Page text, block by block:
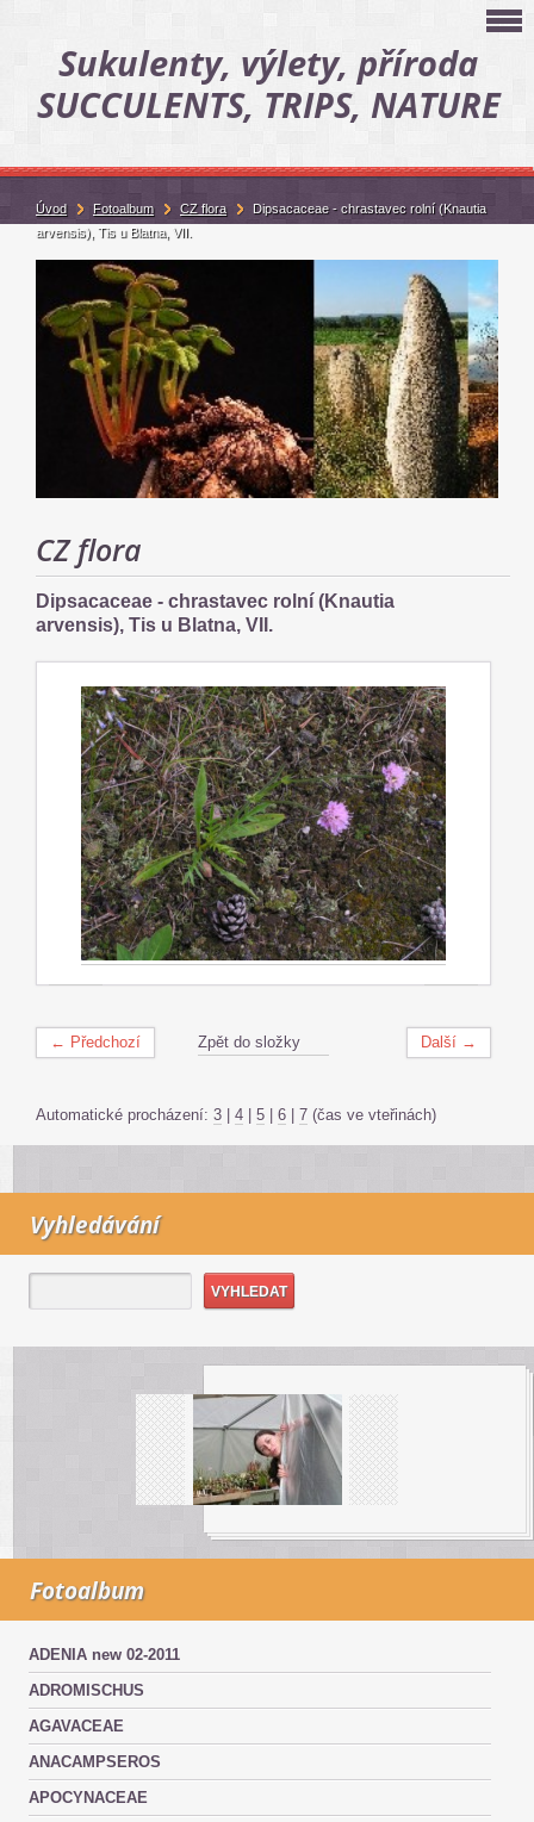
Sukulenty, výlety, příroda
SUCCULENTS, TRIPS, NATURE
CZ flora
Dipsacaceae - chrastavec rolní (Knautia
arvensis), Tis u Blatna, VII.
← Předchozí Další →
Zpět do složky
Automatické procházení: 3 | 4 | 5 | 6 | 7 (čas ve vteřinách)
Vyhledávání
Fotoalbum
ADENIA new 02-2011
ADROMISCHUS
AGAVACEAE
ANACAMPSEROS
APOCYNACEAE
Úvod Fotoalbum CZ flora
Dipsacaceae - chrastavec rolní (Knautia
arvensis), Tis u Blatna, VII.